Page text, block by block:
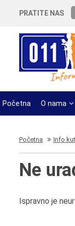
PRATITE NAS
Početna O nama
Početna Info
Ne
Ispravno je